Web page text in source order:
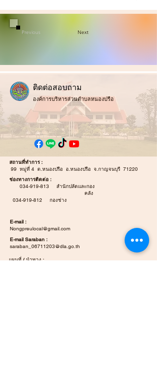
Previous Next
ติดต่อสอบถาม
องค์การบริหารส่วนตำบลหนองปรือ
สถานที่ทำการ :
99 หมู่ที่ 4 ต.หนองปรือ อ.หนองปรือ จ.กาญจนบุรี 71220
ช่องทางการติดต่อ :
034-919-813 สำนักปลัดและกอง
คลัง
034-919-812 กองช่าง
E-mail :
Nongpreulocal@gmail.com
E-mail Saraban :
saraban_06711203@dla.go.th
แผนที่ / นำทาง :